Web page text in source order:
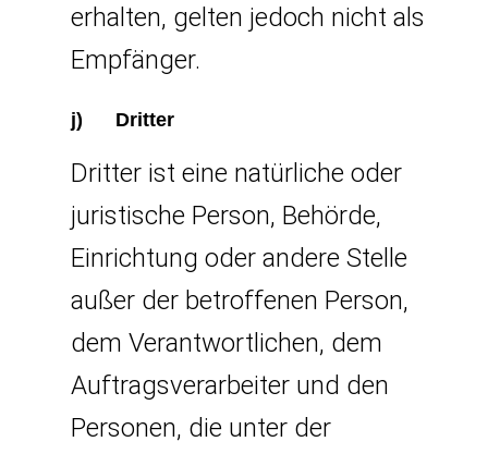
erhalten, gelten jedoch nicht als
Empfänger.
j) Dritter
Dritter ist eine natürliche oder
juristische Person, Behörde,
Einrichtung oder andere Stelle
außer der betroffenen Person,
dem Verantwortlichen, dem
Auftragsverarbeiter und den
Personen, die unter der